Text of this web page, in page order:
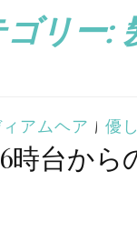
リー:
ィアムヘア | 優
時台から